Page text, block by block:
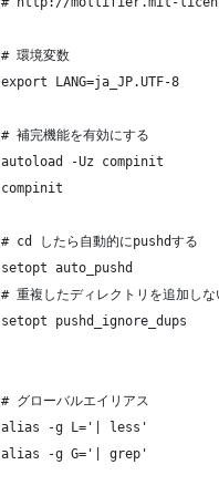
# 環境変数
export LANG=ja_JP.UTF-8
# 補完機能を有効にする
autoload -Uz compinit
compinit
# cd したら自動的にpushdする
setopt auto_pushd
# 重複したディレクトリを追加しな
setopt pushd_ignore_dups
# グローバルエイリアス
alias -g L='| less'
alias -g G='| grep'